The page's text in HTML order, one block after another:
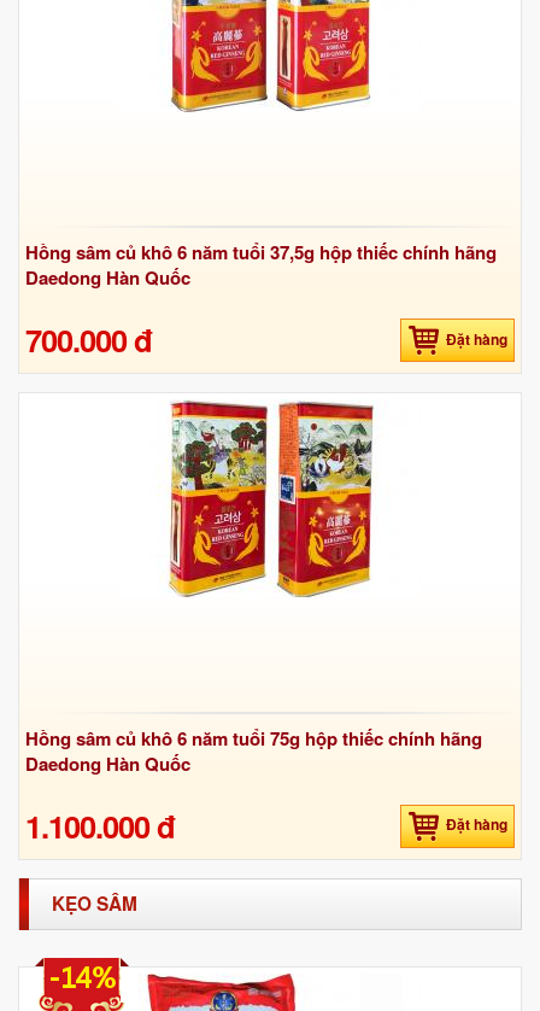
Hồng sâm củ khô 6 năm tuổi 37,5g hộp thiếc chính hãng
Daedong Hàn Quốc
700.000 đ Đặt hàng
Hồng sâm củ khô 6 năm tuổi 75g hộp thiếc chính hãng
Daedong Hàn Quốc
1.100.000 đ Đặt hàng
KẸO SÂM
-14%